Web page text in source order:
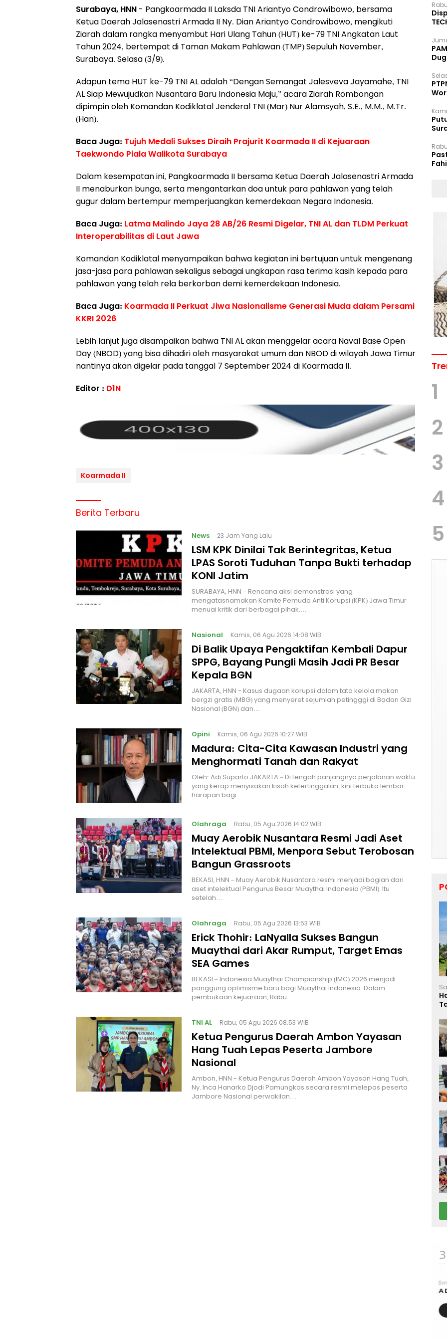
Surabaya, HNN - Pangkoarmada II Laksda TNI Ariantyo Condrowibowo, bersama
Ketua Daerah Jalasenastri Armada II Ny. Dian Ariantyo Condrowibowo, mengikuti
Ziarah dalam rangka menyambut Hari Ulang Tahun (HUT) ke-79 TNI Angkatan Laut
Tahun 2024, bertempat di Taman Makam Pahlawan (TMP) Sepuluh November,
Surabaya. Selasa (3/9).
Adapun tema HUT ke-79 TNI AL adalah “Dengan Semangat Jalesveva Jayamahe, TNI
AL Siap Mewujudkan Nusantara Baru Indonesia Maju,” acara Ziarah Rombongan
dipimpin oleh Komandan Kodiklatal Jenderal TNI (Mar) Nur Alamsyah, S.E., M.M., M.Tr.
(Han).
Baca Juga: Tujuh Medali Sukses Diraih Prajurit Koarmada II di Kejuaraan
Taekwondo Piala Walikota Surabaya
Dalam kesempatan ini, Pangkoarmada II bersama Ketua Daerah Jalasenastri Armada
II menaburkan bunga, serta mengantarkan doa untuk para pahlawan yang telah
gugur dalam bertempur memperjuangkan kemerdekaan Negara Indonesia.
Baca Juga: Latma Malindo Jaya 28 AB/26 Resmi Digelar, TNI AL dan TLDM Perkuat
Interoperabilitas di Laut Jawa
Komandan Kodiklatal menyampaikan bahwa kegiatan ini bertujuan untuk mengenang
jasa-jasa para pahlawan sekaligus sebagai ungkapan rasa terima kasih kepada para
pahlawan yang telah rela berkorban demi kemerdekaan Indonesia.
Baca Juga: Koarmada II Perkuat Jiwa Nasionalisme Generasi Muda dalam Persami
KKRI 2026
Lebih lanjut juga disampaikan bahwa TNI AL akan menggelar acara Naval Base Open
Day (NBOD) yang bisa dihadiri oleh masyarakat umum dan NBOD di wilayah Jawa Timur
nantinya akan digelar pada tanggal 7 September 2024 di Koarmada II.
Editor : D1N
Koarmada II
Berita Terbaru
News 23 Jam Yang Lalu
LSM KPK Dinilai Tak Berintegritas, Ketua
LPAS Soroti Tuduhan Tanpa Bukti terhadap
KONI Jatim
SURABAYA, HNN – Rencana aksi demonstrasi yang
mengatasnamakan Komite Pemuda Anti Korupsi (KPK) Jawa Timur
menuai kritik dari berbagai pihak.…
Nasional Kamis, 06 Agu 2026 14:08 WIB
Di Balik Upaya Pengaktifan Kembali Dapur
SPPG, Bayang Pungli Masih Jadi PR Besar
Kepala BGN
JAKARTA, HNN - Kasus dugaan korupsi dalam tata kelola makan
bergzi gratis (MBG) yang menyeret sejumlah petingggi di Badan Gizi
Nasional (BGN) dan…
Opini Kamis, 06 Agu 2026 10:27 WIB
Madura: Cita-Cita Kawasan Industri yang
Menghormati Tanah dan Rakyat
Oleh: Adi Suparto JAKARTA – Di tengah panjangnya perjalanan waktu
yang kerap menyisakan kisah ketertinggalan, kini terbuka lembar
harapan bagi…
Olahraga Rabu, 05 Agu 2026 14:02 WIB
Muay Aerobik Nusantara Resmi Jadi Aset
Intelektual PBMI, Menpora Sebut Terobosan
Bangun Grassroots
BEKASI, HNN – Muay Aerobik Nusantara resmi menjadi bagian dari
aset intelektual Pengurus Besar Muaythai Indonesia (PBMI). Itu
setelah…
Olahraga Rabu, 05 Agu 2026 13:53 WIB
Erick Thohir: LaNyalla Sukses Bangun
Muaythai dari Akar Rumput, Target Emas
SEA Games
BEKASI – Indonesia Muaythai Championship (IMC) 2026 menjadi
panggung optimisme baru bagi Muaythai Indonesia. Dalam
pembukaan kejuaraan, Rabu…
TNI AL Rabu, 05 Agu 2026 08:53 WIB
Ketua Pengurus Daerah Ambon Yayasan
Hang Tuah Lepas Peserta Jambore
Nasional
Ambon, HNN - Ketua Pengurus Daerah Ambon Yayasan Hang Tuah,
Ny. Inca Hanarko Djodi Pamungkas secara resmi melepas peserta
Jambore Nasional perwakilan…
1
2
3
4
5